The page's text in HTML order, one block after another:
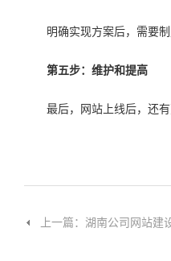
明确实现方案后，需要制
第五步：维护和提高
最后，网站上线后，还有
上一篇：湖南公司网站建